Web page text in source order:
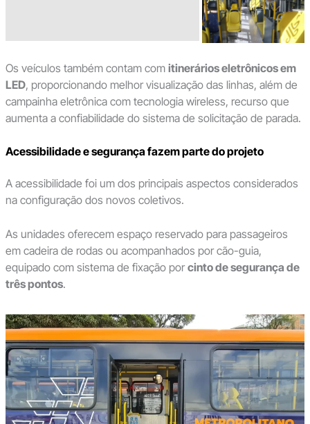
Os veículos também contam com itinerários eletrônicos em
LED, proporcionando melhor visualização das linhas, além de
campainha eletrônica com tecnologia wireless, recurso que
aumenta a confiabilidade do sistema de solicitação de parada.
Acessibilidade e segurança fazem parte do projeto
A acessibilidade foi um dos principais aspectos considerados
na configuração dos novos coletivos.
As unidades oferecem espaço reservado para passageiros
em cadeira de rodas ou acompanhados por cão-guia,
equipado com sistema de fixação por cinto de segurança de
três pontos.